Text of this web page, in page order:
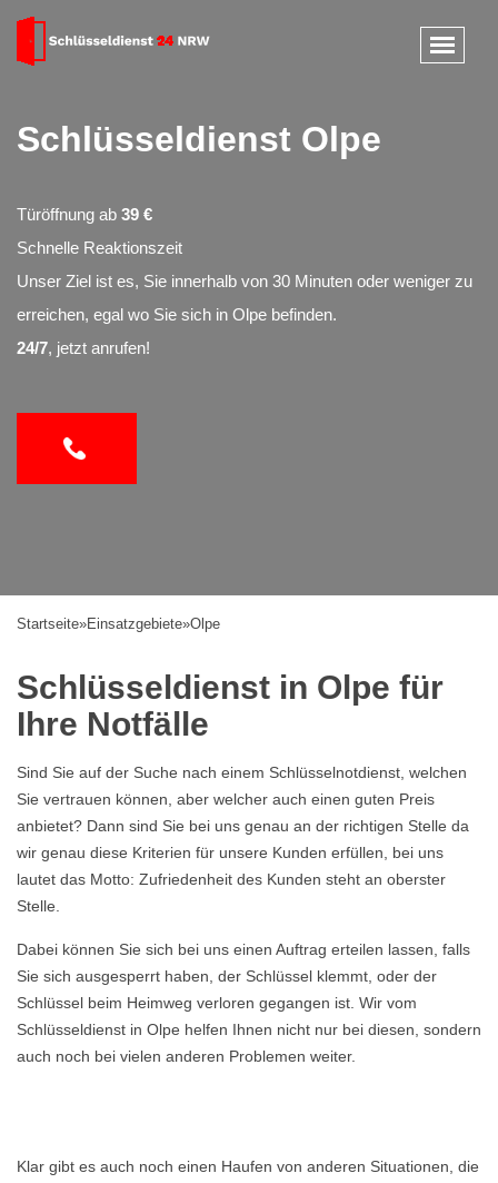
Schlüsseldienst Olpe
Türöffnung ab 39 €
Schnelle Reaktionszeit
Unser Ziel ist es, Sie innerhalb von 30 Minuten oder weniger zu
erreichen, egal wo Sie sich in Olpe befinden.
24/7, jetzt anrufen!
Startseite»Einsatzgebiete»Olpe
Schlüsseldienst in Olpe für
Ihre Notfälle
Sind Sie auf der Suche nach einem Schlüsselnotdienst, welchen
Sie vertrauen können, aber welcher auch einen guten Preis
anbietet? Dann sind Sie bei uns genau an der richtigen Stelle da
wir genau diese Kriterien für unsere Kunden erfüllen, bei uns
lautet das Motto: Zufriedenheit des Kunden steht an oberster
Stelle.
Dabei können Sie sich bei uns einen Auftrag erteilen lassen, falls
Sie sich ausgesperrt haben, der Schlüssel klemmt, oder der
Schlüssel beim Heimweg verloren gegangen ist. Wir vom
Schlüsseldienst in Olpe helfen Ihnen nicht nur bei diesen, sondern
auch noch bei vielen anderen Problemen weiter.
Klar gibt es auch noch einen Haufen von anderen Situationen, die